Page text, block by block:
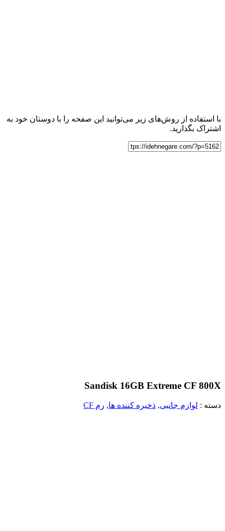
با استفاده از روش‌های زیر می‌توانید این صفحه را با دوستان خود به
اشتراک بگذارید.
Sandisk 16GB Extreme CF 800X
دسته : لوازم جانبی, ذخیره کننده ها, رم CF